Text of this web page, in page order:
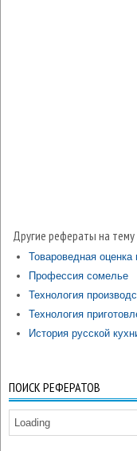
Другие рефераты на
Товароведная
Профессия сомелье
Технология
Технология
История русской
ПОИСК РЕФЕРАТОВ
Loading